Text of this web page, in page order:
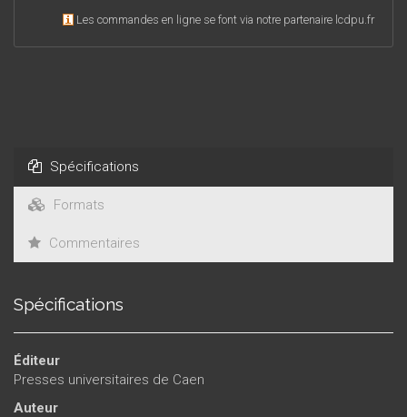
Les commandes en ligne se font via notre partenaire lcdpu.fr
Spécifications
Formats
Commentaires
Spécifications
Éditeur
Presses universitaires de Caen
Auteur